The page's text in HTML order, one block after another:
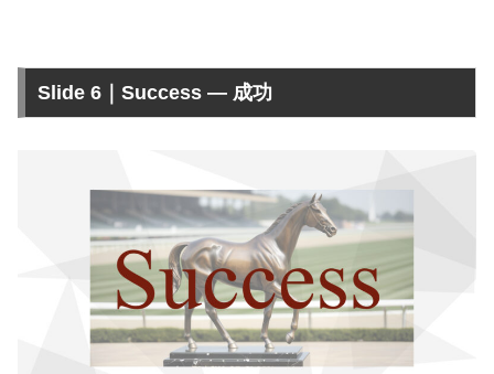
Slide 6｜Success — 成功